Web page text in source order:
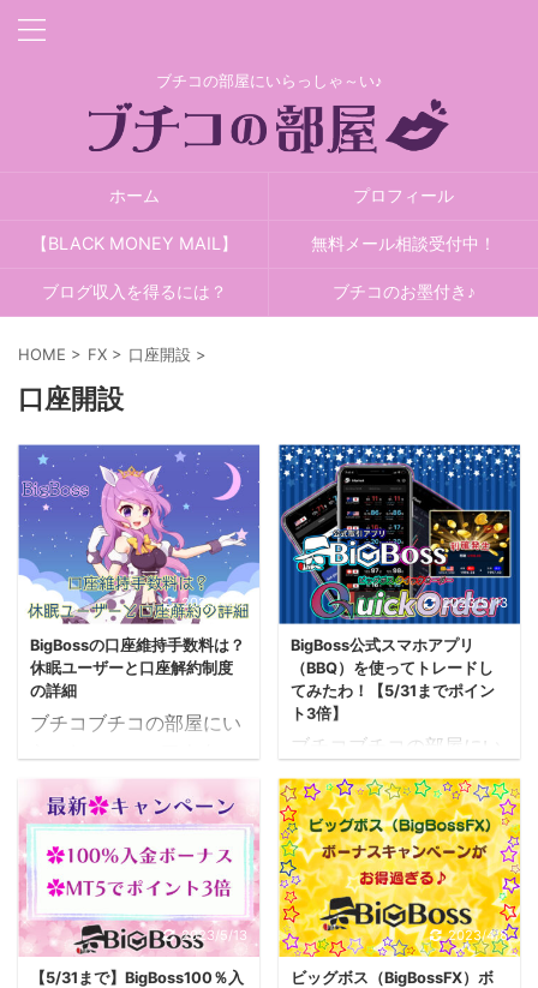
ブチコの部屋にいらっしゃ～い♪
ホーム プロフィール
【BLACK MONEY MAIL】 無料メール相談受付中！
ブログ収入を得るには？ ブチコのお墨付き♪
HOME > FX > 口座開設 >
口座開設
2023/4/12
BigBossの口座維持手数料は？
休眠ユーザーと口座解約制度
の詳細
ブチコブチコの部屋にい
は、BigBossの口座維持
手数料について正しく理
解しているかしら？ 以前
の口座維持手数料は“無
料”という認識のままで
いるなら・・・ちょっと
注意したほうがいいかも
よ。 だって、2022年11
2023/5/13
BigBoss公式スマホアプリ
（BBQ）を使ってトレードし
てみたわ！【5/31までポイン
ト3倍】
ブチコブチコの部屋にい
らっしゃ～い♪ 今回、
BigBoss公式スマホアプ
リ（BBQ）を使ってトレ
ードしてみたの。 アタ
シってFXトレードは普段
はパソコンで行うんだけ
ど、今回、スマホでやっ
てみようかなと思った理
2023/5/13
【5/31まで】BigBoss100％入
2023/4/8
ビッグボス（BigBossFX）ボ